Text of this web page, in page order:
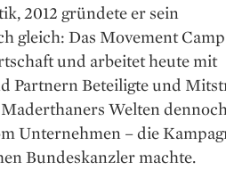
2012 gründete er sein
gleich: Das Movement
und arbeitet heute mit
Partnern Beteiligte und
Welten
Unternehmen – die
Bundeskanzler machte.